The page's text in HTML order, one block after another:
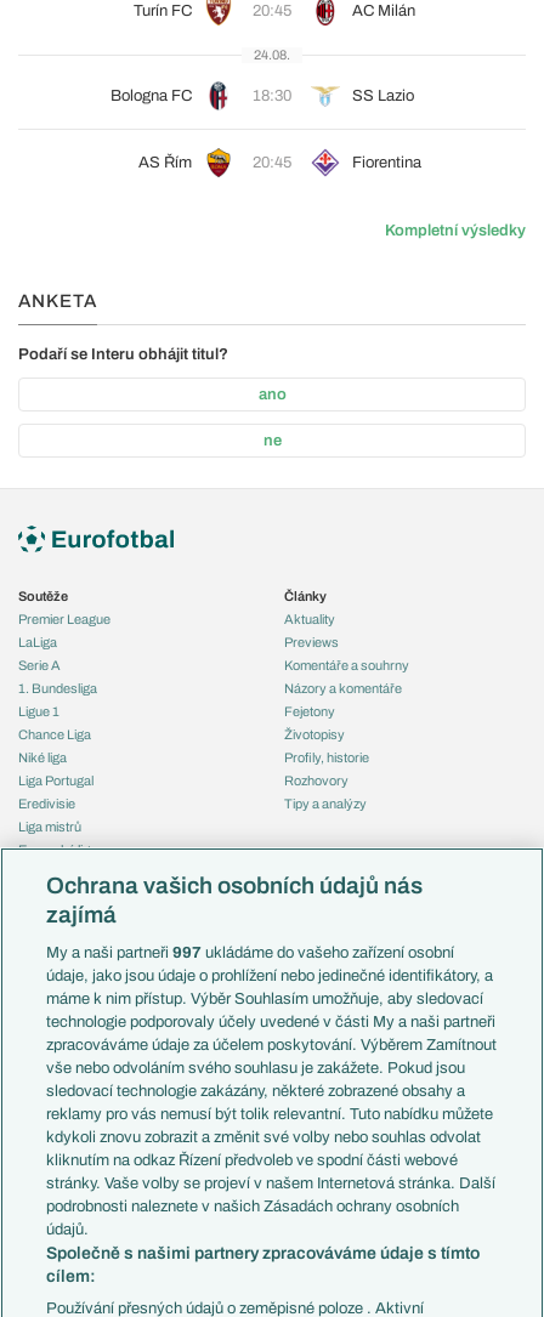
Turín FC 20:45 AC Milán
24.08.
Bologna FC 18:30 SS Lazio
AS Řím 20:45 Fiorentina
Kompletní výsledky
ANKETA
Podaří se Interu obhájit titul?
ano
ne
Soutěže
Premier League
LaLiga
Serie A
1. Bundesliga
Ligue 1
Chance Liga
Niké liga
Liga Portugal
Eredivisie
Liga mistrů
Evropská liga
Mistrovství světa
Liga národů
Témata
Představení týmů MS
EuroSkauting
PL v kostce
Evropské koeficienty
Přestupy
Přestupové spekulace
Zranění
Kluby
Arsenal FC
Chelsea FC
Manchester United
AC Milán
Juventus FC
Články
Aktuality
Previews
Komentáře a souhrny
Názory a komentáře
Fejetony
Životopisy
Profily, historie
Rozhovory
Tipy a analýzy
Česko
Francie
Itálie
Německo
Španělsko
Argentina
Brazílie
Přestupy
Zápasy
Livescore
Tipovací soutěž
Ochrana vašich osobních údajů nás
zajímá
My a naši partneři997 ukládáme do vašeho zařízení osobní
údaje, jako jsou údaje o prohlížení nebo jedinečné identifikátory, a
máme k nim přístup. Výběr Souhlasím umožňuje, aby sledovací
technologie podporovaly účely uvedené v části My a naši partneři
zpracováváme údaje za účelem poskytování. Výběrem Zamítnout
vše nebo odvoláním svého souhlasu je zakážete. Pokud jsou
sledovací technologie zakázány, některé zobrazené obsahy a
reklamy pro vás nemusí být tolik relevantní. Tuto nabídku můžete
kdykoli znovu zobrazit a změnit své volby nebo souhlas odvolat
kliknutím na odkaz Řízení předvoleb ve spodní části webové
stránky. Vaše volby se projeví v našem Internetová stránka. Další
podrobnosti naleznete v našich Zásadách ochrany osobních
údajů.
Společně s našimi partnery zpracováváme údaje s tímto
cílem:
Používání přesných údajů o zeměpisné poloze . Aktivní